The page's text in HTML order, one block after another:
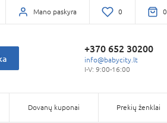
Mano paskyra 0 0
+370 652 30200
info@babycity.lt
I-V: 9:00-16:00
Dovanų kuponai Prekių ženklai